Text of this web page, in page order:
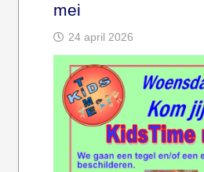
mei
24 april 2026